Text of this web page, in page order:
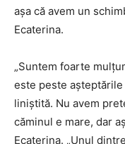
așa că avem un
Ecaterina.
„Suntem foarte
este peste
liniștită. Nu avem
căminul e mare, dar
Ecaterina. „Unul